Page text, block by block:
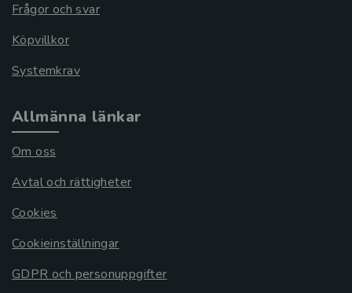
Frågor och svar
Köpvillkor
Systemkrav
Allmänna länkar
Om oss
Avtal och rättigheter
Cookies
Cookieinställningar
GDPR och personuppgifter